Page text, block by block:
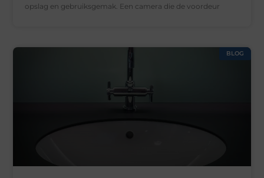
opslag en gebruiksgemak. Een camera die de voordeur
BLOG